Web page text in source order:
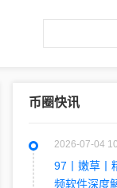
币圈快讯
2026-07-04
97丨嫩草丨
频软件深度